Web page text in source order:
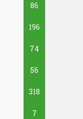
86
196
74
56
318
7